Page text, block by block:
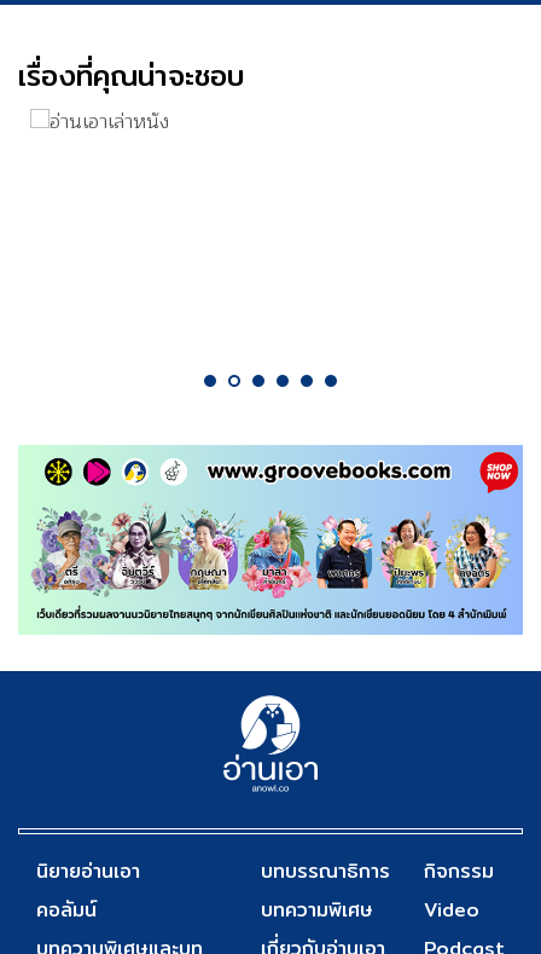
เรื่องที่คุณน่าจะชอบ
นิยายอ่านเอา
คอลัมน์
บทบรรณาธิการ
บทความพิเศษ
กิจกรรม
Video